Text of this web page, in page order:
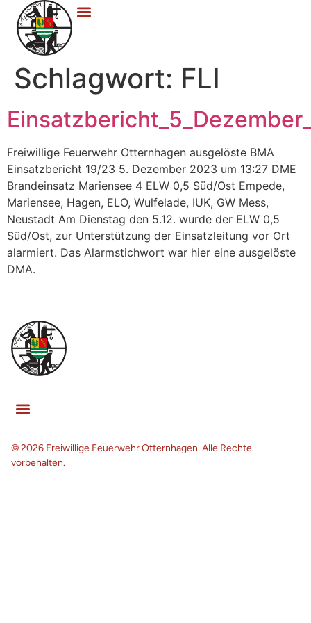
Schlagwort: FLI
Freiwillige Feuerwehr Otternhagen ausgelöste BMA
Einsatzbericht 19/23 5. Dezember 2023 um 13:27 DME
Brandeinsatz Mariensee 4 ELW 0,5 Süd/Ost Empede,
Mariensee, Hagen, ELO, Wulfelade, IUK, GW Mess,
Neustadt Am Dienstag den 5.12. wurde der ELW 0,5
Süd/Ost, zur Unterstützung der Einsatzleitung vor Ort
alarmiert. Das Alarmstichwort war hier eine ausgelöste
DMA.
© 2026 Freiwillige Feuerwehr Otternhagen. Alle Rechte
vorbehalten.